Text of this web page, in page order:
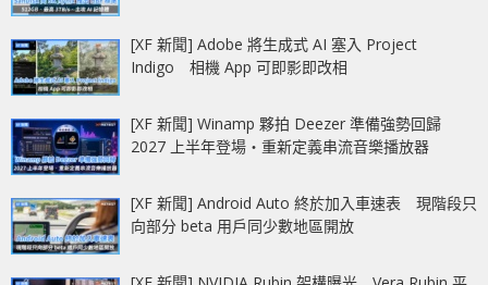
[XF 新聞] Adobe 將生成式 AI 塞入 Project
Indigo 相機 App 可即影即改相
[XF 新聞] Winamp 夥拍 Deezer 準備強勢回歸
2027 上半年登場‧重新定義串流音樂播放器
[XF 新聞] Android Auto 終於加入車速表 現階段只
向部分 beta 用戶同少數地區開放